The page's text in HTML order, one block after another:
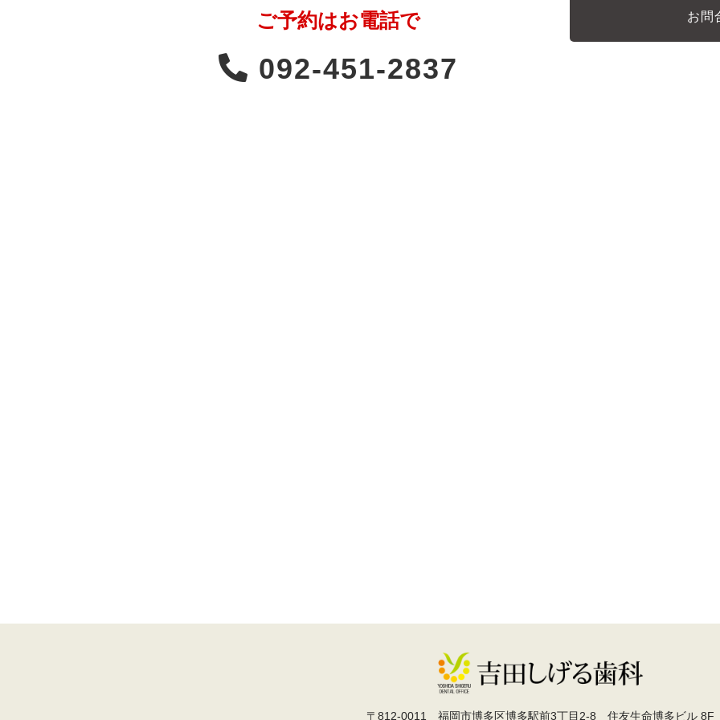
ご予約はお電話で
092-451-2837
お問
〒812-0011 福岡市博多区博多駅前3丁目2-8 住友生命博多ビル 8F